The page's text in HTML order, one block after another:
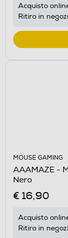
Acquisto
Ritiro in
MOUSE GAMING
AAAMAZE -
Nero
€ 16,90
Acquisto
Ritiro in